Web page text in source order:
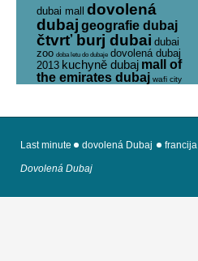
dubai mall dovolená
dubaj geografie dubaj
čtvrť burj dubai dubai
zoo doba letu do dubaje dovolená dubaj
2013 kuchyně dubaj mall of
the emirates dubaj wafi city
Last minute dovolená Dubaj francija
Dovolená Dubaj